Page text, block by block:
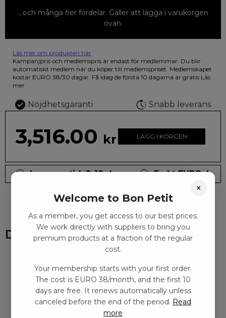
...och många fler fördelar. Gäller att lägga i varukorgen
ovan.
Läs mer om produkten här
12 färgpennor som du kan färglägga dina teckningar med. På
illustrationen på den vackra askan finns fjärilar i vilda fluorescerande
färger.
Kampanjpris och medlemspris är endast för medlemmar. Du blir
automatiskt medlem när du köper till medlemspriset. Medlemskapet
kostar EURO 38/30 dagar. Få idag de första 10 dagarna är gratis Läs
mer
Nöjdhetsgaranti Snabb leverans
3,516.00 kr LÄGG I KORGEN
Leveranstid: 2-10 dagar Frakt EURO 4
Du kanske också gillar
×
Welcome to Bon Petit
As a member, you get access to our best prices.
We work directly with suppliers to bring you
premium products at a fraction of the regular
cost.
Your membership starts with your first order.
The cost is EURO 38/month, and the first 10
days are free. It renews automatically unless
canceled before the end of the period. Read
more